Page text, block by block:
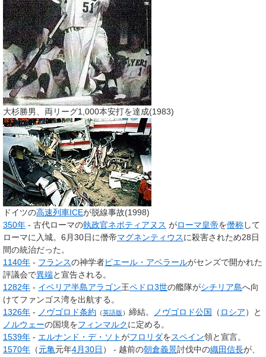
大杉勝男、両リーグ1,000本安打を達成(1983)
ドイツの高速列車ICEが脱線事故(1998)
350年 - 古代ローマの執政官ネポティアヌス がローマ皇帝を僭称して
ローマに入城。6月30日に僭帝マグネンティウスに殺害されため28日
間の統治だった。
1140年 - フランスの神学者ピエール・アベラールがセンズで開かれた
評議会で異端と宣告される。
1282年 - イベリア半島アラゴン王ペドロ3世の艦隊がシチリア島へ向
けてファンゴス湾を出航する。
1326年 - ノヴゴロド条約 （英語版 ） 締結。 ノヴゴロド公国 （ ロシア）と
ノルウェーの国境をフィンマルクに定める。
1539年 - エルナンド・デ・ソトがフロリダをスペイン領と宣言。
1570年 （元亀元年4月30日 ） - 越前の朝倉義景討伐中の織田信長が、